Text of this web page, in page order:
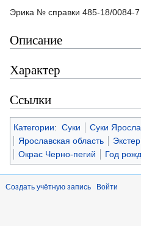
Эрика № справки 485-18/0084-7
Описание
Характер
Ссылки
Категории: Суки
Суки
Ярославская область
Окрас Черно-пегий
Год
Создать учётную запись Войти